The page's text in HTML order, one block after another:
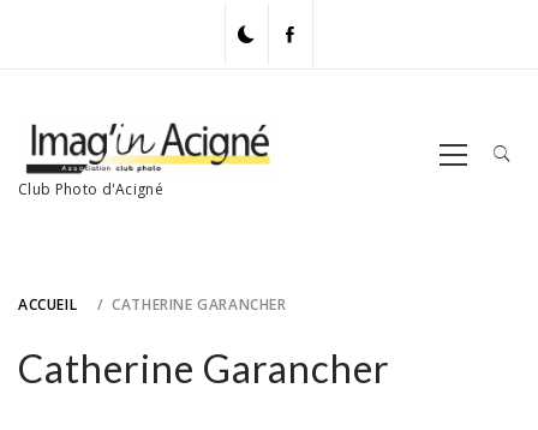
Club Photo d'Acigné
Primary
Menu
ACCUEIL CATHERINE GARANCHER
Catherine Garancher